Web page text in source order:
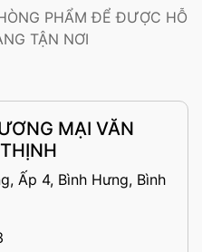
PHẨM ĐỂ ĐƯỢC HỖ
TẬN NƠI
MẠI VĂN
Ấp 4, Bình Hưng, Bình